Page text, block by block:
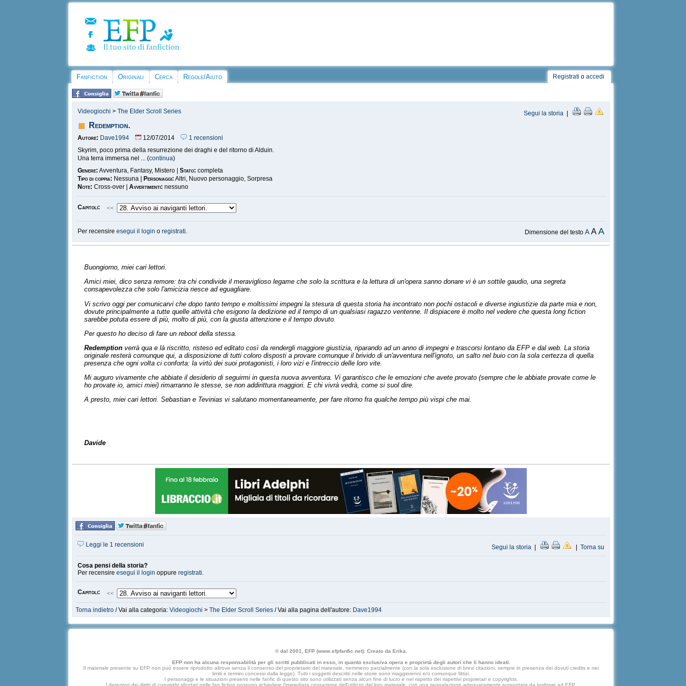
Fanfiction Originali Cerca Regole/Aiuto Registrati o accedi
Videogiochi >The Elder Scroll Series Segui la storia |
Redemption.
Autore: Dave1994 12/07/2014
1 recensioni
Skyrim, poco prima della resurrezione dei draghi e del ritorno di Alduin.
Una terra immersa nel ... (continua)
Genere: Avventura, Fantasy, Mistero |Stato: completa
Tipo di coppia: Nessuna | Personaggi: Altri, Nuovo personaggio, Sorpresa
Note: Cross-over |Avvertimenti: nessuno
Capitoli: <<
Per recensireesegui il login oregistrati. Dimensione del testoA AA
Buongiorno, miei cari lettori.
Amici miei, dico senza remore: tra chi condivide il meraviglioso legame che solo la scrittura e la lettura di un'opera sanno donare vi è un sottile gaudio, una segreta
consapevolezza che solo l'amicizia riesce ad eguagliare.
Vi scrivo oggi per comunicarvi che dopo tanto tempo e moltissimi impegni la stesura di questa storia ha incontrato non pochi ostacoli e diverse ingiustizie da parte mia e non,
dovute principalmente a tutte quelle attività che esigono la dedizione ed il tempo di un qualsiasi ragazzo ventenne. Il dispiacere è molto nel vedere che questa long fiction
sarebbe potuta essere di più, molto di più, con la giusta attenzione e il tempo dovuto.
Per questo ho deciso di fare un reboot della stessa.
Redemption verrà qua e là riscritto, risteso ed editato così da rendergli maggiore giustizia, riparando ad un anno di impegni e trascorsi lontano da EFP e dal web. La storia
originale resterà comunque qui, a disposizione di tutti coloro disposti a provare comunque il brivido di un'avventura nell'ignoto, un salto nel buio con la sola certezza di quella
presenza che ogni volta ci conforta: la virtù dei suoi protagonisti, i loro vizi e l'intreccio delle loro vite.
Mi auguro vivamente che abbiate il desiderio di seguirmi in questa nuova avventura. Vi garantisco che le emozioni che avete provato (sempre che le abbiate provate come le
ho provate io, amici miei) rimarranno le stesse, se non addirittura maggiori. E chi vivrà vedrà, come si suol dire.
A presto, miei cari lettori. Sebastian e Tevinias vi salutano momentaneamente, per fare ritorno fra qualche tempo più vispi che mai.
Davide
Leggi le 1 recensioni Segui la storia | |Torna su
Cosa pensi della storia?
Per recensireesegui il login oppureregistrati.
Capitoli: <<
Torna indietro / Vai alla categoria:Videogiochi >The Elder Scroll Series / Vai alla pagina dell'autore: Dave1994
© dal 2001, EFP (www.efpfanfic.net). Creato da Erika.
EFP non ha alcuna responsabilità per gli scritti pubblicati in esso, in quanto esclusiva opera e proprietà degli autori che li hanno ideati.
Il materiale presente su EFP non può essere riprodotto altrove senza il consenso del proprietario del materiale, nemmeno parzialmente (con la sola esclusione di brevi citazioni, sempre in presenza dei dovuti credits e nei
limiti e termini concessi dalla legge). Tutti i soggetti descritti nelle storie sono maggiorenni e/o comunque fittizi.
I personaggi e le situazioni presenti nelle fanfic di questo sito sono utilizzati senza alcun fine di lucro e nel rispetto dei rispettivi proprietari e copyrights.
I detentori dei diritti di copyright sfruttati nelle fan fiction possono richiedere l'immediata cessazione dell'utilizzo del loro materiale, con una segnalazione adeguatamente supportata da inoltrare ad EFP.